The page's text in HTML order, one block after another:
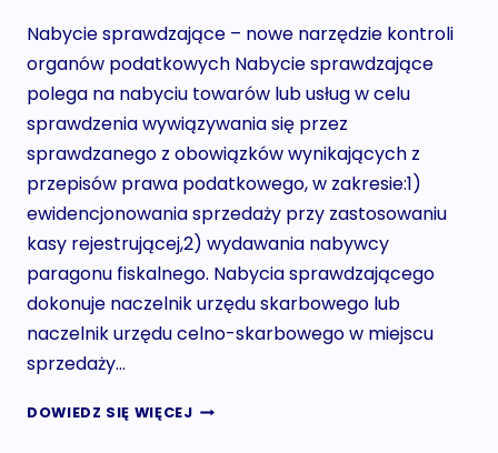
Nabycie sprawdzające – nowe narzędzie kontroli
organów podatkowych Nabycie sprawdzające
polega na nabyciu towarów lub usług w celu
sprawdzenia wywiązywania się przez
sprawdzanego z obowiązków wynikających z
przepisów prawa podatkowego, w zakresie:1)
ewidencjonowania sprzedaży przy zastosowaniu
kasy rejestrującej,2) wydawania nabywcy
paragonu fiskalnego. Nabycia sprawdzającego
dokonuje naczelnik urzędu skarbowego lub
naczelnik urzędu celno-skarbowego w miejscu
sprzedaży…
DOWIEDZ SIĘ WIĘCEJNABYCIE